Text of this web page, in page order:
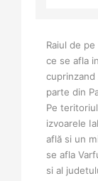
Raiul de
ce se afla
cuprinzand
parte din
Pe
izvoarele
află si un
se afla
si al